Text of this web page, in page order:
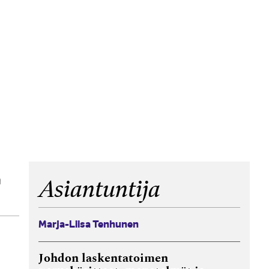
Asiantuntija
Marja-Liisa Tenhunen
Johdon laskentatoimen